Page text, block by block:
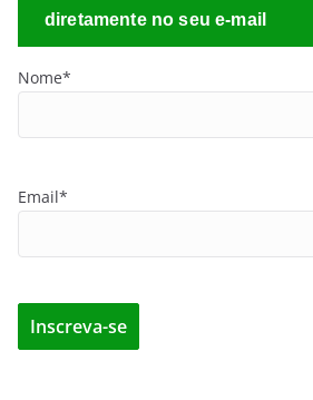
diretamente no seu e-mail
Nome*
Email*